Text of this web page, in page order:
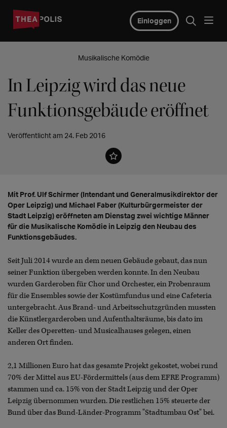
Einloggen
Musikalische Komödie
In Leipzig wird das neue
Funktionsgebäude eröffnet
Veröffentlicht am 24. Feb 2016
Mit Prof. Ulf Schirmer (Intendant und Generalmusikdirektor der
Oper Leipzig) und Michael Faber (Kulturbürgermeister der
Stadt Leipzig) eröffneten am Dienstag zwei wichtige Männer
für die Musikalische Komödie in Leipzig den Neubau des
Funktionsgebäudes.
Seit Juli 2014 wurde an dem neuen Gebäude gebaut, das nun
seiner Funktion übergeben werden konnte. In den Neubau
wurden Garderoben für Chor und Orchester, ein Probenraum
für die Ensembles sowie der Kostümfundus und eine Cafeteria
untergebracht. Aus Brand- und Arbeitsschutzgründen mussten
die Künstlergarderoben und Aufenthaltsräume, bis dato im
Keller des Operetten- und Musicalhauses gelegen, einen
anderen Ort finden.
2,1 Millionen Euro hat das gesamte Projekt gekostet, wobei rund
70% der Mittel aus EU-Fördermittels (aus dem EFRE Programm)
stammen und ca. 15% von der Stadt Leipzig und der Oper
Leipzig übernommen wurden. Die restlichen 15% steuerte der
Bund über das Bund-Länder-Programm "Stadtumbau Ost" bei.